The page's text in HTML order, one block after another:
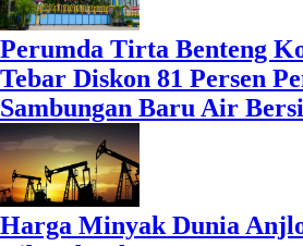
Perumda Tirta Benteng
Tebar Diskon 81 Persen
Sambungan Baru Air
Harga Minyak Dunia